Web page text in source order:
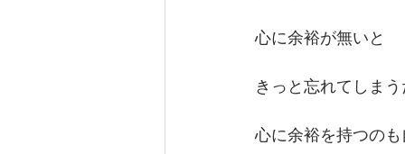
心に余裕が無いと
きっと忘れてしま
心に余裕を持つの